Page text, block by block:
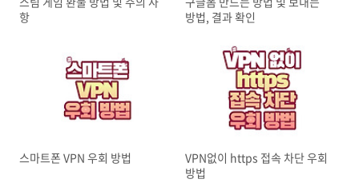
항
방법, 결과 확인
스마트폰 VPN 우회 방법
VPN없이 https 접속 차단 우회
방법